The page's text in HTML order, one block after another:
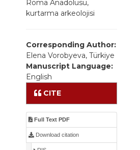
Roma Anadolusu,
kurtarma arkeolojisi
Corresponding Author:
Elena Vorobyeva, Türkiye
Manuscript Language:
English
CITE
Full Text PDF
Download citation